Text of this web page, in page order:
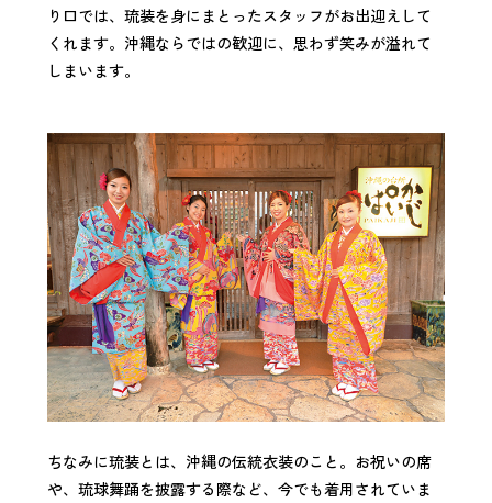
り口では、琉装を身にまとったスタッフがお出迎えして
くれます。沖縄ならではの歓迎に、思わず笑みが溢れて
しまいます。
ちなみに琉装とは、沖縄の伝統衣装のこと。お祝いの席
や、琉球舞踊を披露する際など、今でも着用されていま